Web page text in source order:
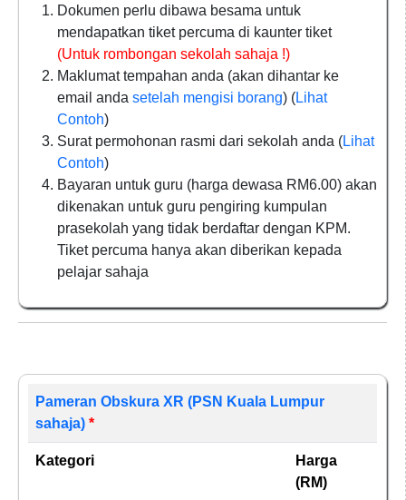
Dokumen perlu dibawa besama untuk
mendapatkan tiket percuma di kaunter tiket
(Untuk rombongan sekolah sahaja !)
Maklumat tempahan anda (akan dihantar ke
email anda setelah mengisi borang) (Lihat
Contoh)
Surat permohonan rasmi dari sekolah anda (Lihat
Contoh)
Bayaran untuk guru (harga dewasa RM6.00) akan
dikenakan untuk guru pengiring kumpulan
prasekolah yang tidak berdaftar dengan KPM.
Tiket percuma hanya akan diberikan kepada
pelajar sahaja
Pameran Obskura XR (PSN Kuala Lumpur
sahaja) *
Kategori
Harga
(RM)